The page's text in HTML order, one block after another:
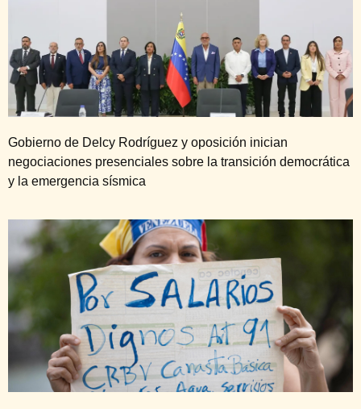
Gobierno de Delcy Rodríguez y oposición inician
negociaciones presenciales sobre la transición democrática
y la emergencia sísmica